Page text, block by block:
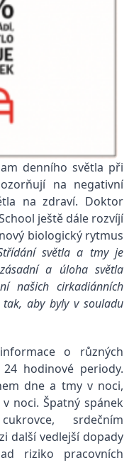
denního světla při
na negativní
na zdraví. Doktor
ještě dále rozvíjí
biologický rytmus
světla a tmy je
a úloha světla
našich cirkadiánních
aby byly v souladu
o různých
hodinové periody.
dne a tmy v noci,
noci. Špatný spánek
srdečním
další vedlejší dopady
riziko pracovních